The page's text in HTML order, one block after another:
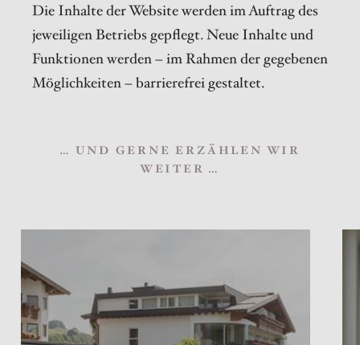
Die Inhalte der Website werden im Auftrag des
jeweiligen Betriebs gepflegt. Neue Inhalte und
Funktionen werden – im Rahmen der gegebenen
Möglichkeiten – barrierefrei gestaltet.
… UND GERNE ERZÄHLEN WIR
WEITER …